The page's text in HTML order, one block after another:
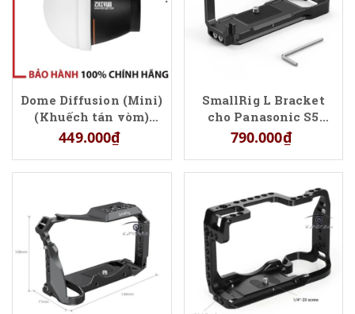
Dome Diffusion (Mini)
(Khuếch tán vòm)
dành cho Molus G60
449.000₫
SmallRig L Bracket
cho Panasonic S5
Camera 2984 (NRP16)
790.000₫